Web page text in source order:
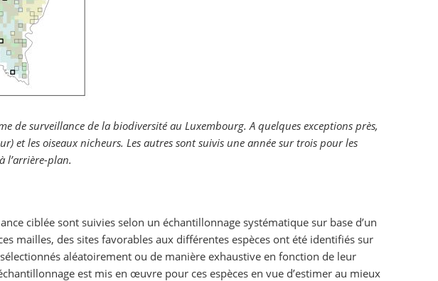
de surveillance de la biodiversité au Luxembourg. A quelques exceptions près,
et les oiseaux nicheurs. Les autres sont suivis une année sur trois pour les
l’arrière-plan.
ciblée sont suivies selon un échantillonnage systématique sur base d’un
mailles, des sites favorables aux différentes espèces ont été identifiés sur
aléatoirement ou de manière exhaustive en fonction de leur
est mis en œuvre pour ces espèces en vue d’estimer au mieux